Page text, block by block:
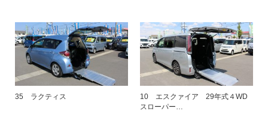
35 ラクティス
10 エスクァイア 29年式４WD
スローパー…